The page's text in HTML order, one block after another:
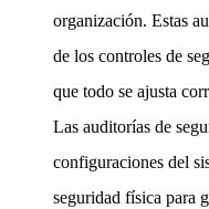
organización. Estas
de los controles de
que todo se ajusta
Las auditorías de
configuraciones del
seguridad física para